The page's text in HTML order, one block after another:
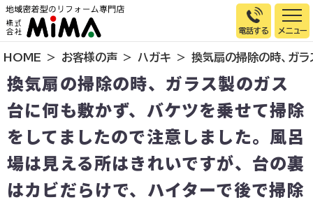
電話する
トップページ
選ばれる理由
施工事例
お客様の声
イベント情報
店舗＆モデルハウス紹介
HOME お客様の声 ハガキ 換気扇の掃除の時、ガ
換気扇の掃除の時、ガラス製のガス
台に何も敷かず、バケツを乗せて掃除
をしてましたので注意しました。風呂
場は見える所はきれいですが、台の裏
はカビだらけで、ハイターで後で掃除